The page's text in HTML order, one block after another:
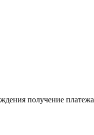
получение платежа